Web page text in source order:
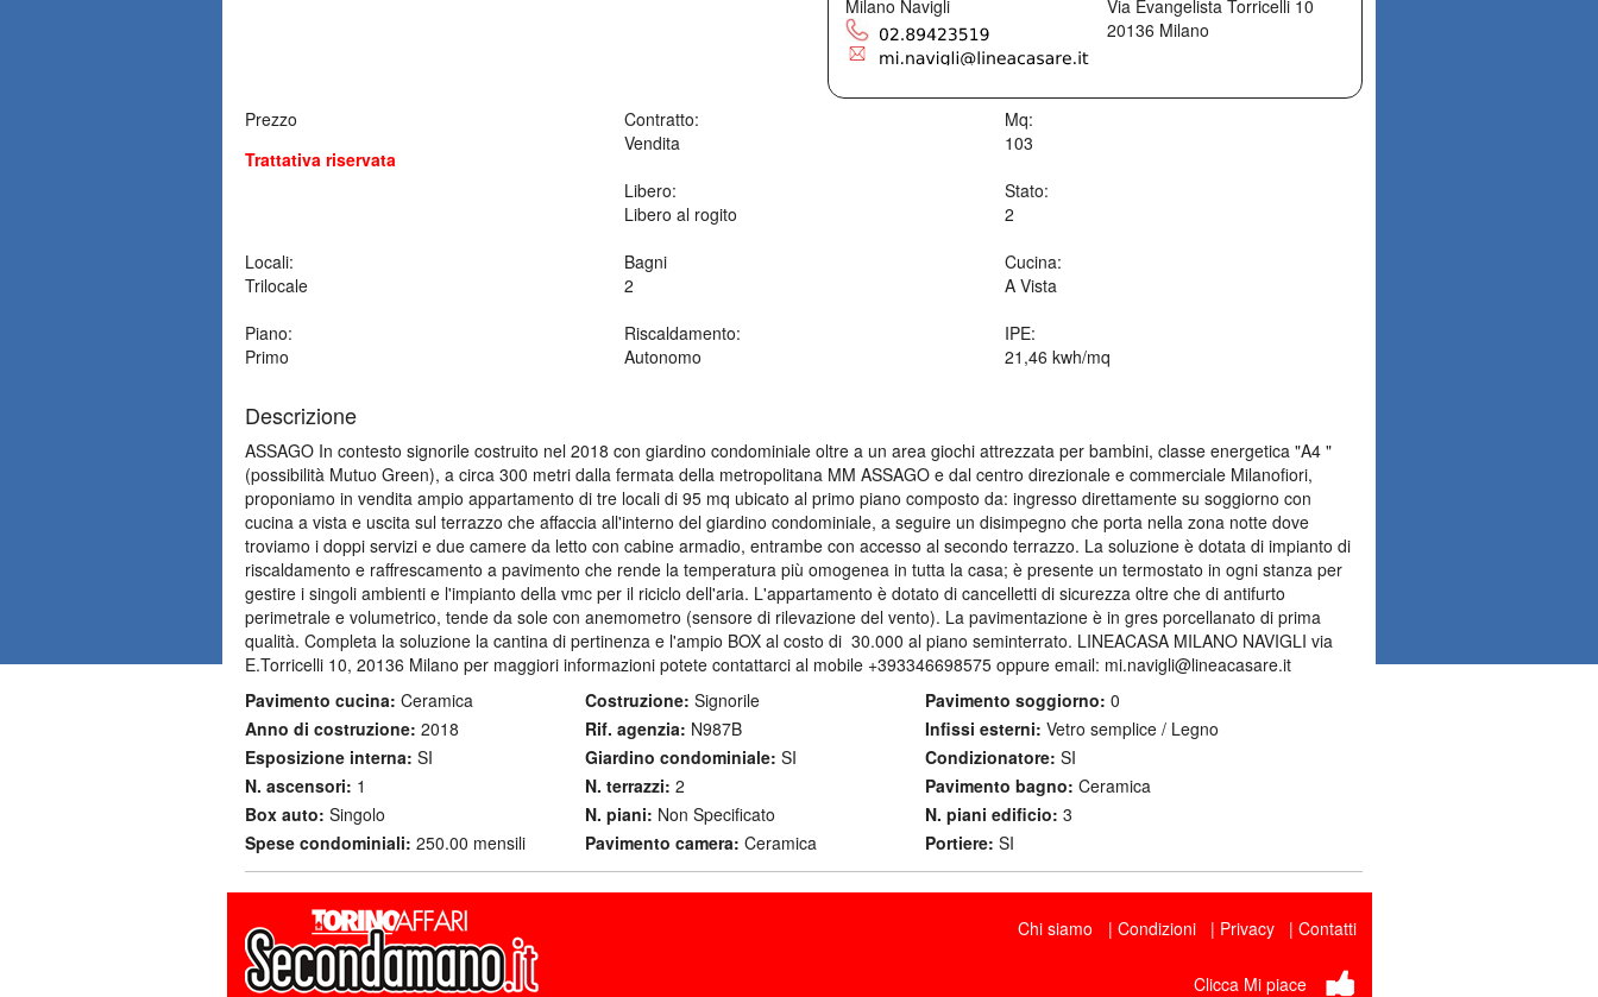
Milano Navigli
Via Evangelista Torricelli 10
20136 Milano
Prezzo
Trattativa riservata
Contratto:
Vendita
Mq:
103
Libero:
Libero al rogito
Stato:
2
Locali:
Trilocale
Bagni
2
Cucina:
A Vista
Piano:
Primo
Riscaldamento:
Autonomo
IPE:
21,46 kwh/mq
Descrizione
ASSAGO In contesto signorile costruito nel 2018 con giardino condominiale oltre a un area giochi attrezzata per bambini, classe energetica "A4 "
(possibilità Mutuo Green), a circa 300 metri dalla fermata della metropolitana MM ASSAGO e dal centro direzionale e commerciale Milanofiori,
proponiamo in vendita ampio appartamento di tre locali di 95 mq ubicato al primo piano composto da: ingresso direttamente su soggiorno con
cucina a vista e uscita sul terrazzo che affaccia all'interno del giardino condominiale, a seguire un disimpegno che porta nella zona notte dove
troviamo i doppi servizi e due camere da letto con cabine armadio, entrambe con accesso al secondo terrazzo. La soluzione è dotata di impianto di
riscaldamento e raffrescamento a pavimento che rende la temperatura più omogenea in tutta la casa; è presente un termostato in ogni stanza per
gestire i singoli ambienti e l'impianto della vmc per il riciclo dell'aria. L'appartamento è dotato di cancelletti di sicurezza oltre che di antifurto
perimetrale e volumetrico, tende da sole con anemometro (sensore di rilevazione del vento). La pavimentazione è in gres porcellanato di prima
qualità. Completa la soluzione la cantina di pertinenza e l'ampio BOX al costo di  30.000 al piano seminterrato. LINEACASA MILANO NAVIGLI via
E.Torricelli 10, 20136 Milano per maggiori informazioni potete contattarci al mobile +393346698575 oppure email: mi.navigli@lineacasare.it
Pavimento cucina: Ceramica Costruzione: Signorile Pavimento soggiorno: 0
Anno di costruzione: 2018 Rif. agenzia: N987B Infissi esterni: Vetro semplice / Legno
Esposizione interna: SI Giardino condominiale: SI Condizionatore: SI
N. ascensori: 1 N. terrazzi: 2 Pavimento bagno: Ceramica
Box auto: Singolo N. piani: Non Specificato N. piani edificio: 3
Spese condominiali: 250.00 mensili Pavimento camera: Ceramica Portiere: SI
Chi siamo Condizioni Privacy Contatti
Clicca Mi piace